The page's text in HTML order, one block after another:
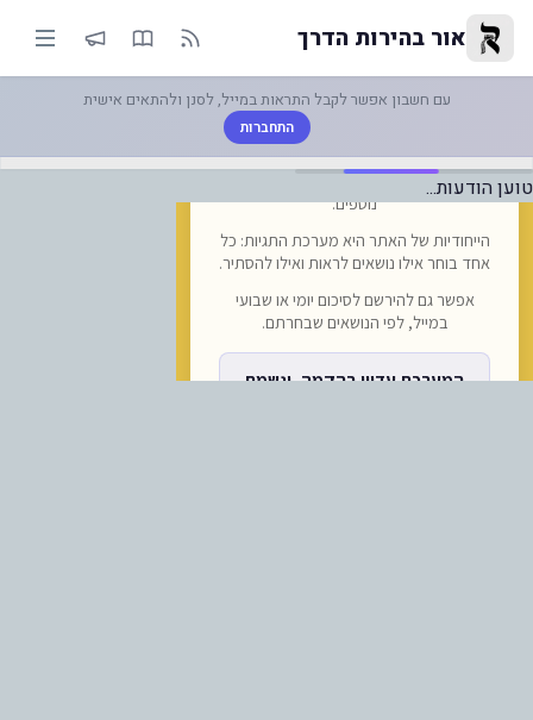
שימו לב: |-מהי הסיבה למחסור
אור בהירות הדרך
עם חשבון אפשר לקבל התראות במייל, לסנן ולהתאים אישית
התחברות
טוען הודעות...